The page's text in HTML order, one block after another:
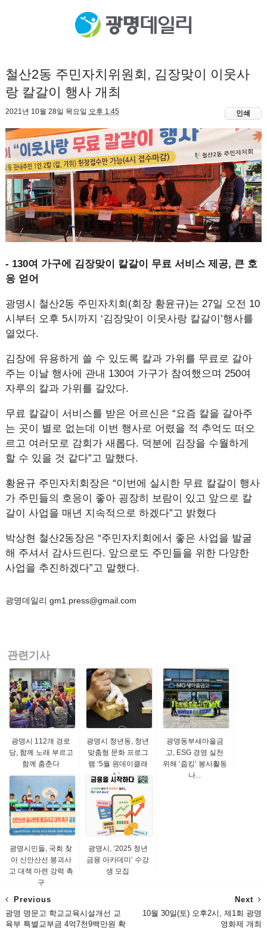
철산2동 주민자치위원회, 김장맞이 이웃사
랑 칼갈이 행사 개최
2021년 10월 28일 목요일 오후 1:45 인쇄
- 130여 가구에 김장맞이 칼갈이 무료 서비스 제공, 큰 호
응 얻어
광명시 철산2동 주민자치회(회장 황윤규)는 27일 오전 10
시부터 오후 5시까지 ‘김장맞이 이웃사랑 칼갈이’행사를
열었다.
김장에 유용하게 쓸 수 있도록 칼과 가위를 무료로 갈아
주는 이날 행사에 관내 130여 가구가 참여했으며 250여
자루의 칼과 가위를 갈았다.
무료 칼갈이 서비스를 받은 어르신은 “요즘 칼을 갈아주
는 곳이 별로 없는데 이번 행사로 어렸을 적 추억도 떠오
르고 여러모로 감회가 새롭다. 덕분에 김장을 수월하게
할 수 있을 것 같다”고 말했다.
황윤규 주민자치회장은 “이번에 실시한 무료 칼갈이 행사
가 주민들의 호응이 좋아 굉장히 보람이 있고 앞으로 칼
갈이 사업을 매년 지속적으로 하겠다”고 밝혔다
박상현 철산2동장은 “주민자치회에서 좋은 사업을 발굴
해 주셔서 감사드린다. 앞으로도 주민들을 위한 다양한
사업을 추진하겠다”고 말했다.
광명데일리 gm1.press@gmail.com
관련기사
광명시 112개 경로
당, 함께 노래 부르고
함께 춤춘다
광명시 청년동, 청년
맞춤형 문화 프로그
램 ‘5월 원데이클래
스’...
광명동부새마을금
고, ESG 경영 실천
위해 ‘줍킹’ 봉사활동
나...
광명시민들, 국회 찾
아 신안산선 붕괴사
고 대책 마련 강력 촉
구
광명시, ‘2025 청년
금융 아카데미’ 수강
생 모집
Next
10월 30일(토) 오후2시, 제1회 광명
영화제 개최
Previous
광명 명문고 학교교육시설개선 교
육부 특별교부금 4억7천9백만원 확